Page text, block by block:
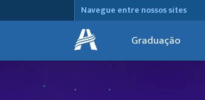
Navegue entre nossos sites
Graduação